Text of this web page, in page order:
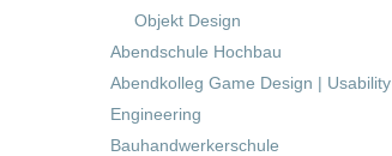
Objekt Design
Abendschule Hochbau
Abendkolleg Game Design | Usability
Engineering
Bauhandwerkerschule